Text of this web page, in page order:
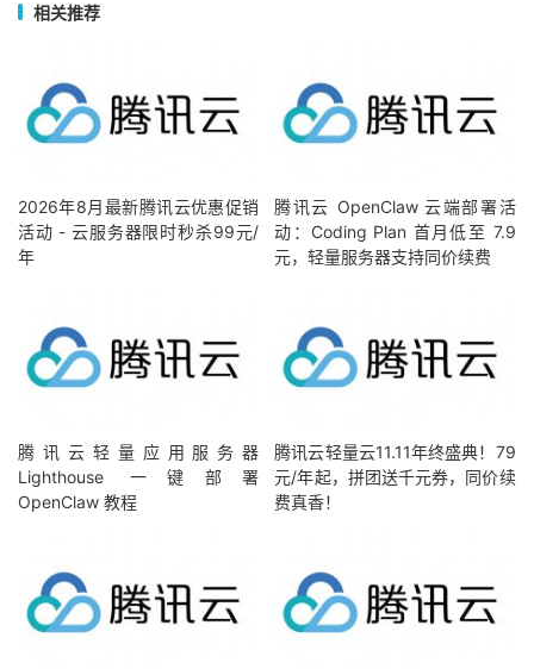
相关推荐
2026年8月最新腾讯云优惠促销
活动 - 云服务器限时秒杀99元/
年
腾讯云 OpenClaw 云端部署活
动：Coding Plan 首月低至 7.9
元，轻量服务器支持同价续费
腾讯云轻量应用服务器
Lighthouse 一键部署
OpenClaw 教程
腾讯云轻量云11.11年终盛典！79
元/年起，拼团送千元券，同价续
费真香！